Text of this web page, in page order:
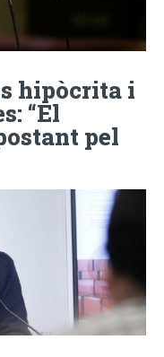
hipòcrita i
“El
pel